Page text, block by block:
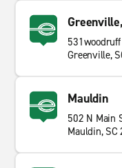
531woodruff
Greenville,
Mauldin
502 N Main
Mauldin, SC